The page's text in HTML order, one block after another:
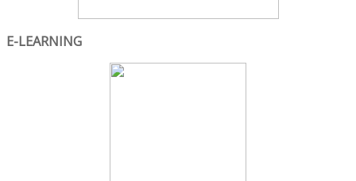
E-LEARNING